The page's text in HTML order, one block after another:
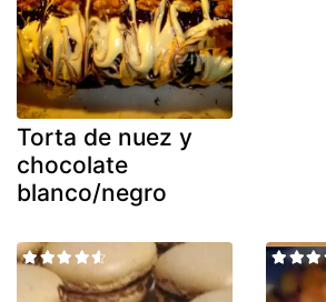
Torta de nuez y
chocolate
blanco/negro